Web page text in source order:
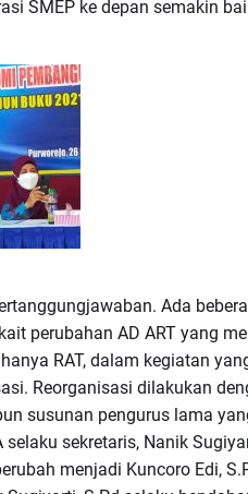
SMEP ke depan semakin
Ada
perubahan AD ART yang
RAT, dalam kegiatan
Reorganisasi dilakukan
susunan pengurus lama
sekretaris, Nanik
menjadi Kuncoro Edi,